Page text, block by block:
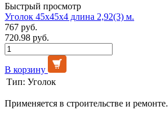
Быстрый просмотр
Уголок 45х45х4 длина 2,92(3) м.
767 руб.
720.98 руб.
В корзину
Тип: Уголок
Применяется в строительстве и ремонте.